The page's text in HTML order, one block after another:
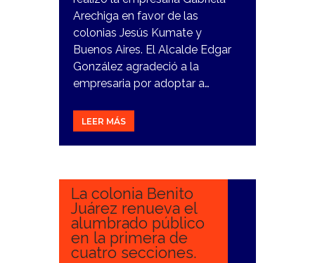
Arechiga en favor de las
colonias Jesús Kumate y
Buenos Aires. El Alcalde Edgar
González agradeció a la
empresaria por adoptar a…
LEER MÁS
16
La colonia Benito
Juárez renueva el
alumbrado público
en la primera de
cuatro secciones.